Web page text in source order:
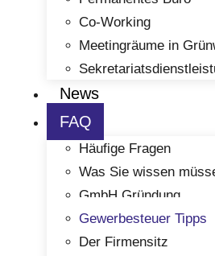
Co-Working
Meetingräume in
News
FAQ
Häufige Fragen
Was Sie wissen
GmbH Gründung
Gewerbesteuer Tipps
Der Firmensitz